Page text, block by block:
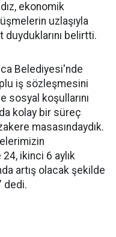
ekonomik
uzlaşıyla
belirtti.
Belediyesi'nde
iş sözleşmesini
sosyal koşullarını
kolay bir süreç
masasındaydık.
ikinci 6 aylık
artış olacak şekilde
dedi.